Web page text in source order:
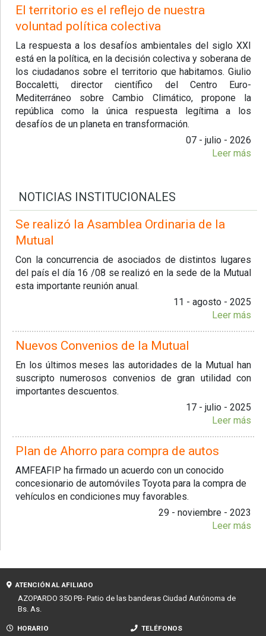
El territorio es el reflejo de nuestra
voluntad política colectiva
La respuesta a los desafíos ambientales del siglo XXI
está en la política, en la decisión colectiva y soberana de
los ciudadanos sobre el territorio que habitamos. Giulio
Boccaletti, director científico del Centro Euro-
Mediterráneo sobre Cambio Climático, propone la
república como la única respuesta legítima a los
desafíos de un planeta en transformación.
07 - julio - 2026
Leer más
NOTICIAS INSTITUCIONALES
Se realizó la Asamblea Ordinaria de la
Mutual
Con la concurrencia de asociados de distintos lugares
del país el día 16 /08 se realizó en la sede de la Mutual
esta importante reunión anual.
11 - agosto - 2025
Leer más
Nuevos Convenios de la Mutual
En los últimos meses las autoridades de la Mutual han
suscripto numerosos convenios de gran utilidad con
importantes descuentos.
17 - julio - 2025
Leer más
Plan de Ahorro para compra de autos
AMFEAFIP ha firmado un acuerdo con un conocido
concesionario de automóviles Toyota para la compra de
vehículos en condiciones muy favorables.
29 - noviembre - 2023
Leer más
ATENCIÓN AL AFILIADO
AZOPARDO 350 PB- Patio de las banderas Ciudad Autónoma de
Bs. As.
HORARIO TELÉFONOS